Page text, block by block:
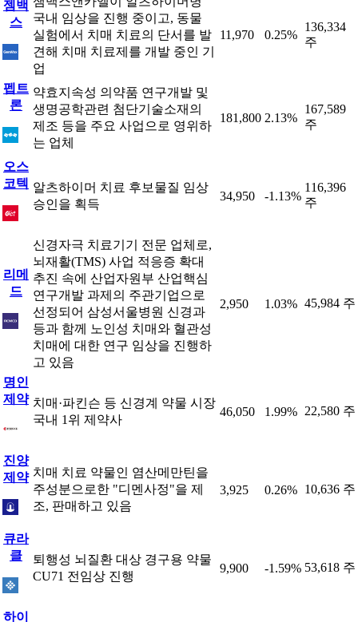
젬백
스
국내 임상을 진행 중이고, 동물
실험에서 치매 치료의 단서를 발
견해 치매 치료제를 개발 중인 기
업
11,970 0.25%
136,334
주
펩트
론
약효지속성 의약품 연구개발 및
생명공학관련 첨단기술소재의
제조 등을 주요 사업으로 영위하
는 업체
181,800 2.13%
167,589
주
오스
코텍 알츠하이머 치료 후보물질 임상
승인을 획득
34,950 -1.13%
116,396
주
리메
드
신경자극 치료기기 전문 업체로,
뇌재활(TMS) 사업 적응증 확대
추진 속에 산업자원부 산업핵심
연구개발 과제의 주관기업으로
선정되어 삼성서울병원 신경과
등과 함께 노인성 치매와 혈관성
치매에 대한 연구 임상을 진행하
고 있음
2,950 1.03% 45,984 주
명인
제약 치매·파킨슨 등 신경계 약물 시장
국내 1위 제약사
46,050 1.99% 22,580 주
진양
제약 치매 치료 약물인 염산메만틴을
주성분으로한 "디멘사정"을 제
조, 판매하고 있음
3,925 0.26% 10,636 주
큐라
클
퇴행성 뇌질환 대상 경구용 약물
CU71 전임상 진행
9,900 -1.59% 53,618 주
하이